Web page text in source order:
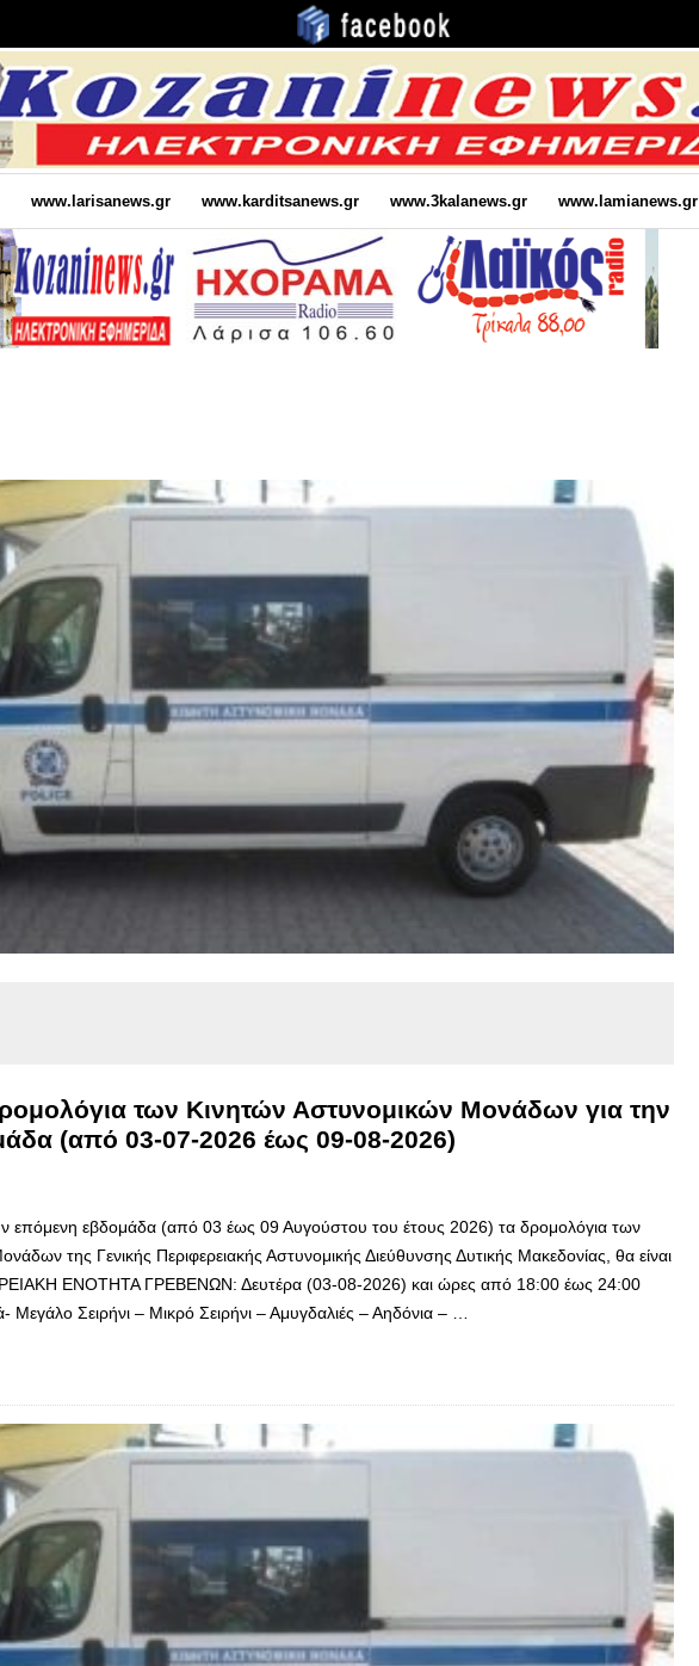
www.larisanews.gr www.karditsanews.gr www.3kalanews.gr www.lamianews.gr
των Κινητών Αστυνομικών Μονάδων για την
(από 03-07-2026 έως 09-08-2026)
επόμενη εβδομάδα (από 03 έως 09 Αυγούστου του έτους 2026) τα δρομολόγια των
της Γενικής Περιφερειακής Αστυνομικής Διεύθυνσης Δυτικής Μακεδονίας, θα είναι
ΕΝΟΤΗΤΑ ΓΡΕΒΕΝΩΝ: Δευτέρα (03-08-2026) και ώρες από 18:00 έως 24:00
Σειρήνι – Μικρό Σειρήνι – Αμυγδαλιές – Αηδόνια – …